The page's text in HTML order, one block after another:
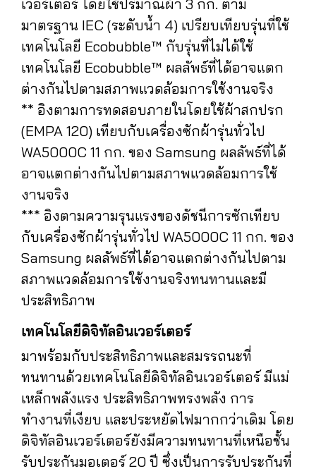
เวอร์เตอร์ โดยใช้ปริมาณผ้า 3 กก. ตาม
มาตรฐาน IEC (ระดับน้ำ 4) เปรียบเทียบรุ่นที่ใช้
เทคโนโลยี Ecobubble™ กับรุ่นที่ไม่ได้ใช้
เทคโนโลยี Ecobubble™ ผลลัพธ์ที่ได้อาจแตก
ต่างกันไปตามสภาพแวดล้อมการใช้งานจริง
** อิงตามการทดสอบภายในโดยใช้ผ้าสกปรก
(EMPA 120) เทียบกับเครื่องซักผ้ารุ่นทั่วไป
WA5000C 11 กก. ของ Samsung ผลลัพธ์ที่ได้
อาจแตกต่างกันไปตามสภาพแวดล้อมการใช้
งานจริง
*** อิงตามความรุนแรงของดัชนีการซักเทียบ
กับเครื่องซักผ้ารุ่นทั่วไป WA5000C 11 กก. ของ
Samsung ผลลัพธ์ที่ได้อาจแตกต่างกันไปตาม
สภาพแวดล้อมการใช้งานจริงทนทานและมี
ประสิทธิภาพ
เทคโนโลยีดิจิทัลอินเวอร์เตอร์
มาพร้อมกับประสิทธิภาพและสมรรถนะที่
ทนทานด้วยเทคโนโลยีดิจิทัลอินเวอร์เตอร์ มีแม่
เหล็กพลังแรง ประสิทธิภาพทรงพลัง การ
ทำงานที่เงียบ และประหยัดไฟมากกว่าเดิม โดย
ดิจิทัลอินเวอร์เตอร์ยังมีความทนทานที่เหนือชั้น
รับประกันมอเตอร์ 20 ปี ซึ่งเป็นการรับประกันที่